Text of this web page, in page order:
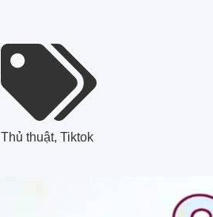
Thủ thuật, Tiktok